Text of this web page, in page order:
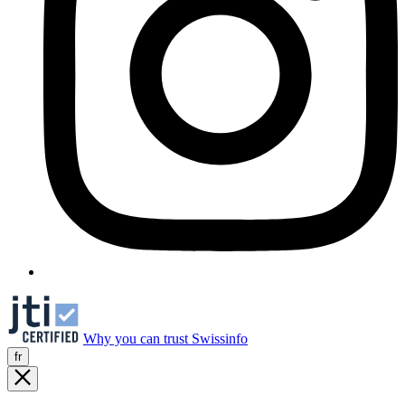
Why you can trust Swissinfo
fr